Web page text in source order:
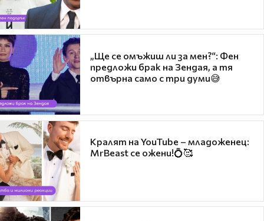
„Ще се омъжиш ли за мен?“: Фен
предложи брак на Зендая, а тя
отвърна само с три думи😅
Кралят на YouTube – младоженец:
MrBeast се ожени!💍🥰